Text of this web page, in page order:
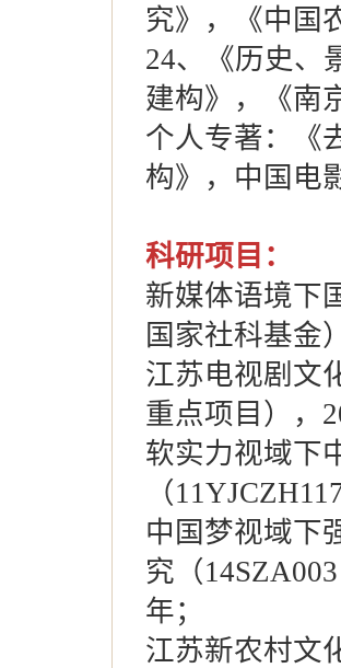
究》，《中国
24、《历史、
建构》，《南
个人专著：《
构》，中国电
科研项目：
新媒体语境下
国家社科基金
江苏电视剧文
重点项目），
软实力视域下
（
中国梦视域下
究（
年；
江苏新农村文